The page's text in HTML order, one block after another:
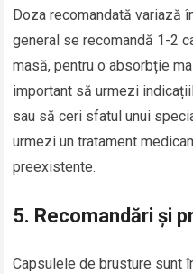
Doza recomandată variază
general se recomandă 1-2
masă, pentru o absorbție
important să urmezi
sau să ceri sfatul unui
urmezi un tratament
preexistente.
5. Recomandări și
Capsulele de brusture sunt